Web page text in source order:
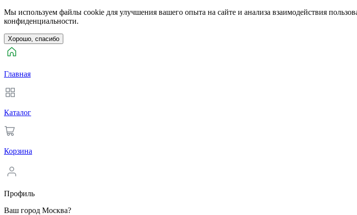
Мы используем файлы cookie для улучшения вашего опыта на сайте и анализа взаимодействия
конфиденциальности.
Хорошо, спасибо
Главная
Каталог
Корзина
Профиль
Ваш город Москва?